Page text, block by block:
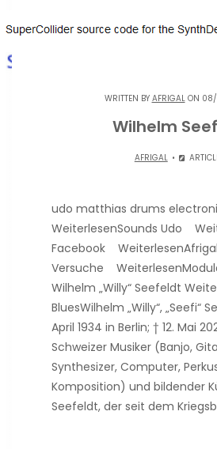
WRITTEN BY AFRIGALON
Wilhelm
AFRIGAL
udo matthias drums
WeiterlesenSounds Udo
Facebook
Versuche
Wilhelm „Willy“ Seefeldt
BluesWilhelm „Willy“, „Seefi“
April 1934 in Berlin; † 12. Mai
Schweizer Musiker (Banjo,
Synthesizer, Computer,
Komposition) und bildender
Seefeldt, der seit dem